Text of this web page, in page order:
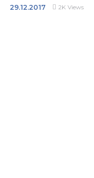
29.12.2017 2K Views